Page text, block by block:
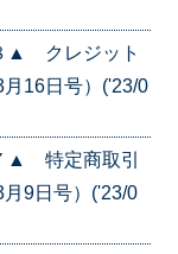
▲ クレジット
16日号）('23/0
▲ 特定商取引
9日号）('23/0